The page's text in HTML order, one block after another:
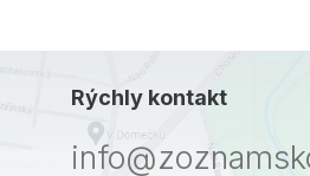
Rýchly kontakt